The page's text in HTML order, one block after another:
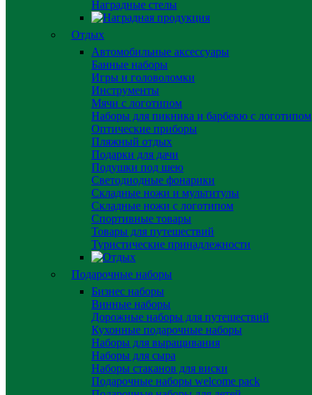
Наградные стелы
Отдых
Автомобильные аксессуары
Банные наборы
Игры и головоломки
Инструменты
Мячи с логотипом
Наборы для пикника и барбекю с логотипом
Оптические приборы
Пляжный отдых
Подарки для дачи
Подушки под шею
Светодиодные фонарики
Складные ножи и мультитулы
Складные ножи с логотипом
Спортивные товары
Товары для путешествий
Туристические принадлежности
Подарочные наборы
Бизнес наборы
Винные наборы
Дорожные наборы для путешествий
Кухонные подарочные наборы
Наборы для выращивания
Наборы для сыра
Наборы стаканов для виски
Подарочные наборы welcome pack